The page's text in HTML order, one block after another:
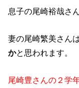
息子の尾崎裕哉さ
妻の尾崎繁美さん
かと思われます。
尾崎豊さんの２学